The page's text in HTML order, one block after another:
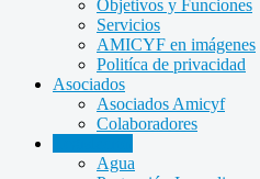
Objetivos y Funciones
Servicios
AMICYF en imágenes
Politíca de privacidad
Asociados
Asociados Amicyf
Colaboradores
Agua